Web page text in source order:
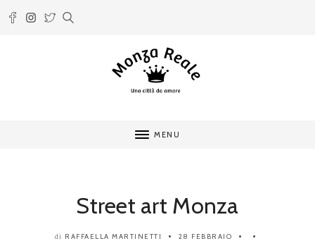
MENU
Street art Monza
di RAFFAELLA MARTINETTI
28 FEBBRAIO